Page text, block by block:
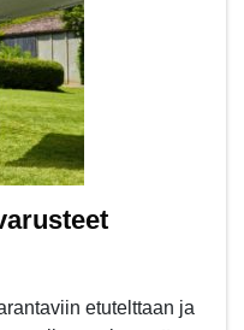
etutelttaan ja